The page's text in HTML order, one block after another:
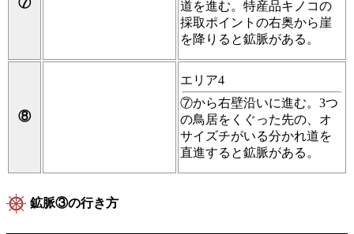
⑦
道を進む。特産品キノコの
採取ポイントの右奥から崖
を降りると鉱脈がある。
⑧
エリア4
⑦から右壁沿いに進む。3つ
の鳥居をくぐった先の、オ
サイズチがいる分かれ道を
直進すると鉱脈がある。
鉱脈③の行き方